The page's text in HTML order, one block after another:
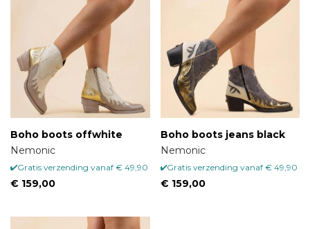
Boho boots offwhite
Nemonic
Gratis verzending vanaf € 49,90
€ 159,00
Boho boots jeans black
Nemonic
Gratis verzending vanaf € 49,90
€ 159,00